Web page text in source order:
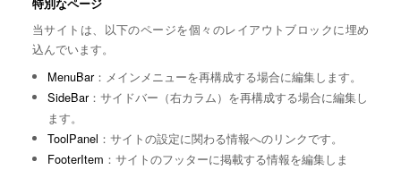
特別なページ
当サイトは、以下のページを個々のレイアウトブロックに埋め
込んでいます。
MenuBar：メインメニューを再構成する場合に編集します。
SideBar：サイドバー（右カラム）を再構成する場合に編集し
ます。
ToolPanel ：サイトの設定に関わる情報へのリンクです。
FooterItem ：サイトのフッターに掲載する情報を編集しま